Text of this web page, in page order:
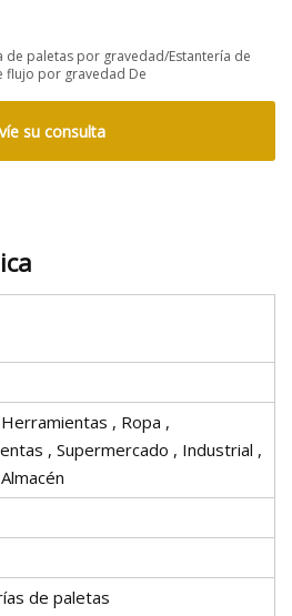
de paletas por gravedad/Estantería de
flujo por gravedad De
su consulta
, Ropa ,
, Supermercado , Industrial ,
de paletas